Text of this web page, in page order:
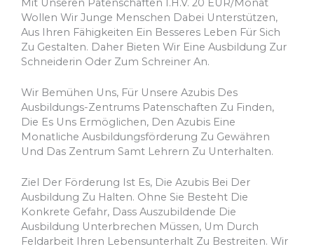
Mit Unseren Patenschaften I.H.v. 20 EUR/Monat
Wollen Wir Junge Menschen Dabei Unterstützen,
Aus Ihren Fähigkeiten Ein Besseres Leben Für Sich
Zu Gestalten. Daher Bieten Wir Eine Ausbildung Zur
Schneiderin Oder Zum Schreiner An.
Wir Bemühen Uns, Für Unsere Azubis Des
Ausbildungs-Zentrums Patenschaften Zu Finden,
Die Es Uns Ermöglichen, Den Azubis Eine
Monatliche Ausbildungsförderung Zu Gewähren
Und Das Zentrum Samt Lehrern Zu Unterhalten.
Ziel Der Förderung Ist Es, Die Azubis Bei Der
Ausbildung Zu Halten. Ohne Sie Besteht Die
Konkrete Gefahr, Dass Auszubildende Die
Ausbildung Unterbrechen Müssen, Um Durch
Feldarbeit Ihren Lebensunterhalt Zu Bestreiten. Wir